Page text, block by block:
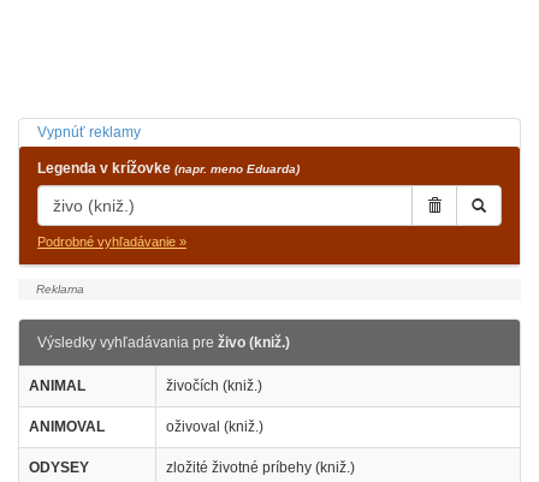
Vypnúť reklamy
Legenda v krížovke (napr. meno Eduarda)
Podrobné vyhľadávanie »
Výsledky vyhľadávania pre živo (kniž.)
ANIMAL živočích (kniž.)
ANIMOVAL oživoval (kniž.)
ODYSEY zložité životné príbehy (kniž.)